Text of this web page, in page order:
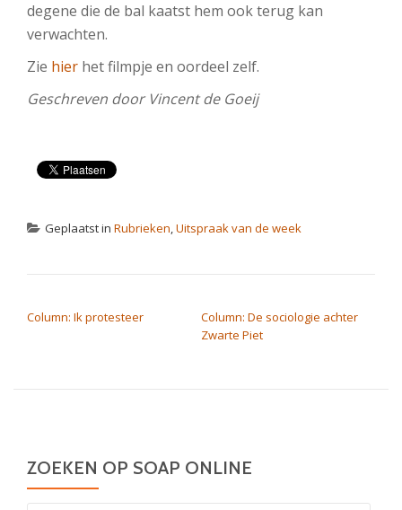
degene die de bal kaatst hem ook terug kan
verwachten.
Zie hier het filmpje en oordeel zelf.
Geschreven door Vincent de Goeij
Geplaatst in Rubrieken,Uitspraak van de week
Column: Ik protesteer
Column: De sociologie achter
Zwarte Piet
ZOEKEN OP SOAP ONLINE